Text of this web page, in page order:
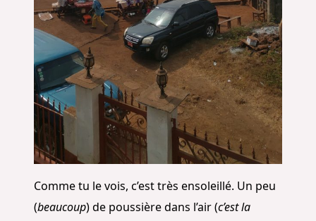
Comme tu le vois, c’est très ensoleillé. Un peu
(beaucoup) de poussière dans l’air (c’est la